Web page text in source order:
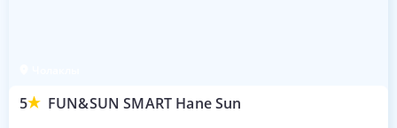
5 FUN&SUN SMART Hane Sun